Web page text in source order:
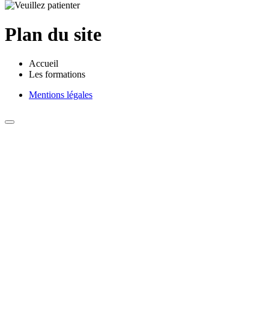
Plan du site
Accueil
Les formations
Mentions légales